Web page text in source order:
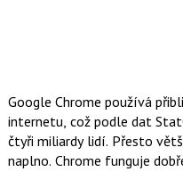
Google Chrome používá
internetu, což podle dat
čtyři miliardy lidí. Přesto
naplno. Chrome funguje